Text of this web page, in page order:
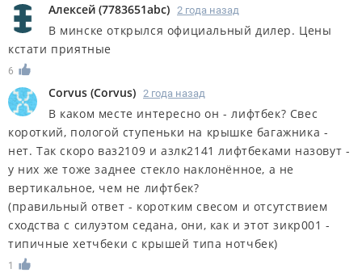
Алексей (7783651abc) 2 года назад
В минске открылся официальный дилер. Цены
кстати приятные
6
Corvus (Corvus) 2 года назад
В каком месте интересно он - лифтбек? Свес
короткий, пологой ступеньки на крышке багажника -
нет. Так скоро ваз2109 и азлк2141 лифтбеками назовут -
у них же тоже заднее стекло наклонённое, а не
вертикальное, чем не лифтбек?
(правильный ответ - коротким свесом и отсутствием
сходства с силуэтом седана, они, как и этот зикр001 -
типичные хетчбеки с крышей типа нотчбек)
1